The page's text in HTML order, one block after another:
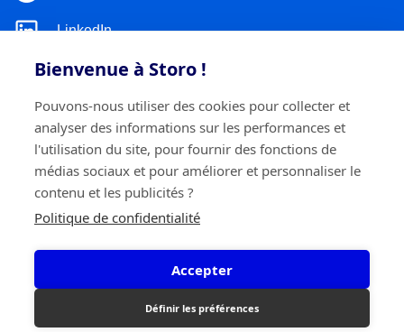
Bienvenue à Storo !
Pouvons-nous utiliser des cookies pour collecter et
analyser des informations sur les performances et
l'utilisation du site, pour fournir des fonctions de
médias sociaux et pour améliorer et personnaliser le
contenu et les publicités ?
Politique de confidentialité
Accepter
Définir les préférences
LinkedIn
Instagram
TikTok
©2026 Storo
Politique de confidentialité
Storo BV 0717.595.310